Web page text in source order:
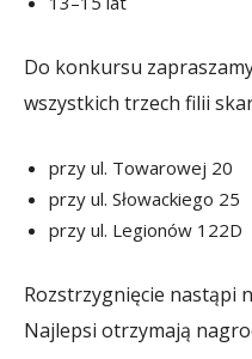
Do konkursu
wszystkich trzech filii
przy ul. Towarowej 20
przy ul. Słowackiego 25
przy ul. Legionów 122D
Rozstrzygnięcie nastąpi
Najlepsi otrzymają